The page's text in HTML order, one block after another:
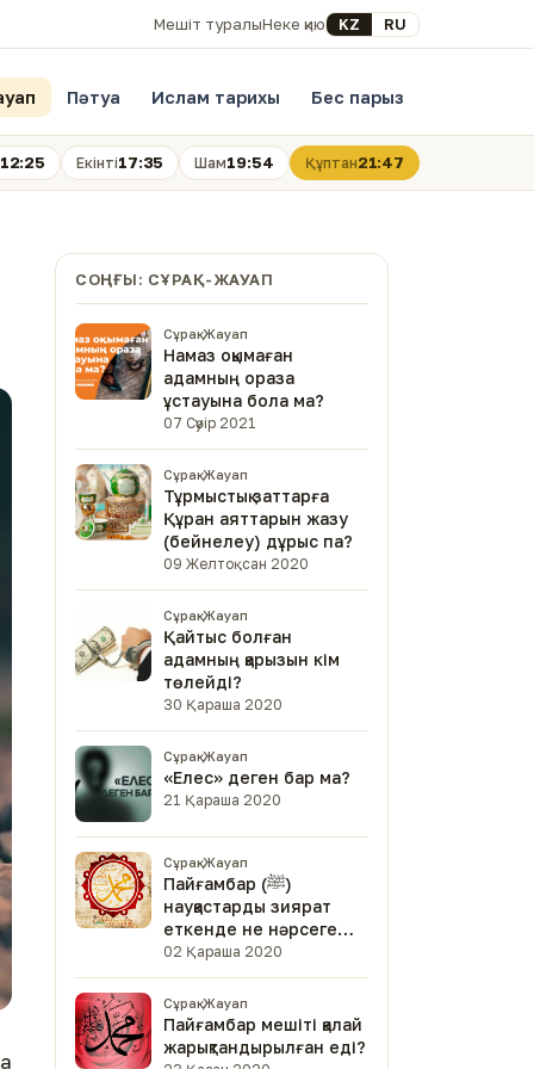
Мешіт туралыНеке қиюSelect your language
KZ RU
Пәтуа Ислам тарихы Бес парыз
12:25 Екінті17:35 Шам19:54 Құптан21:47
СОҢҒЫ: СҰРАҚ-ЖАУАП
Сұрақ-Жауап
Намаз оқымаған
адамның ораза
ұстауына бола ма?
07 Сәуір 2021
Сұрақ-Жауап
Тұрмыстық заттарға
Құран аяттарын жазу
(бейнелеу) дұрыс па?
09 Желтоқсан 2020
Сұрақ-Жауап
Қайтыс болған
адамның қарызын кім
төлейді?
30 Қараша 2020
Сұрақ-Жауап
«Елес» деген бар ма?
21 Қараша 2020
Сұрақ-Жауап
Пайғамбар (ﷺ)
науқастарды зиярат
еткенде не нәрсеге
мән берген?
02 Қараша 2020
Сұрақ-Жауап
Пайғамбар мешіті қалай
жарықтандырылған еді?